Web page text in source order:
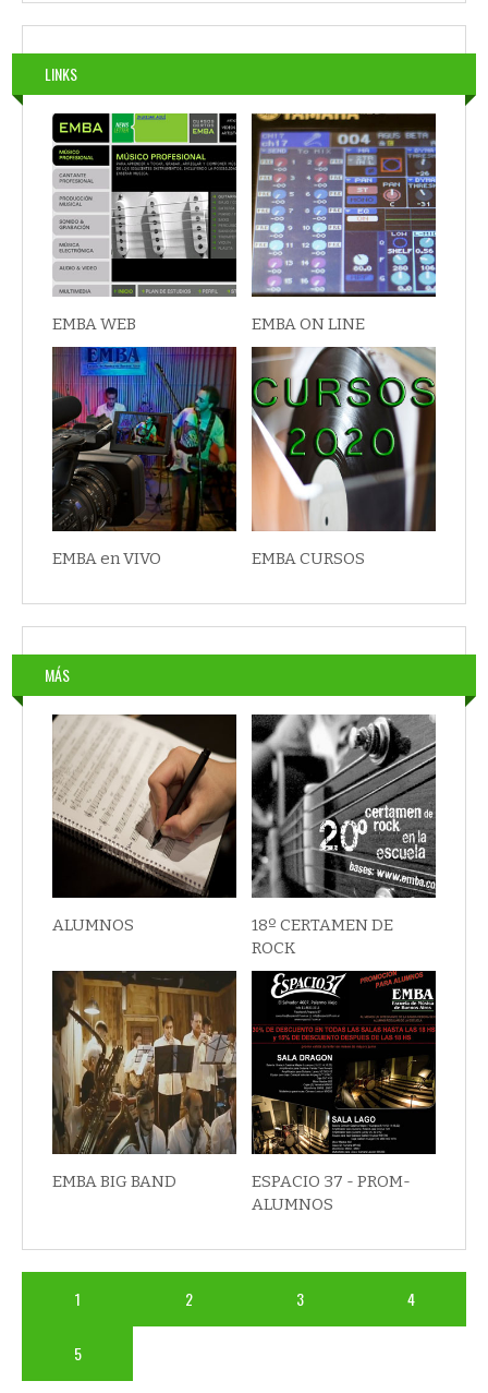
LINKS
EMBA WEB EMBA ON LINE
EMBA en VIVO EMBA CURSOS
MÁS
ALUMNOS
18º CERTAMEN DE
ROCK
EMBA BIG BAND
ESPACIO 37 - PROM-
ALUMNOS
1 2 3 4
5